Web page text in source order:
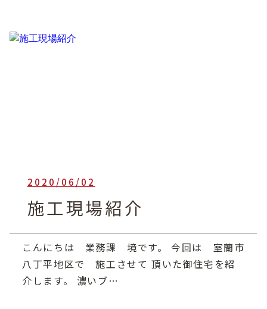
2020/06/02
施工現場紹介
こんにちは 業務課 境です。 今回は 室蘭市
八丁平地区で 施工させて 頂いた御住宅を紹
介します。 濃いブ…